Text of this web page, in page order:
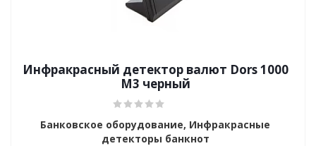
Инфракрасный детектор валют Dors 1000
M3 черный
Банковское оборудование, Инфракрасные
детекторы банкнот